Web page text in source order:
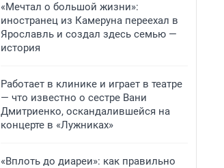
«Мечтал о большой жизни»:
иностранец из Камеруна переехал в
Ярославль и создал здесь семью —
история
Работает в клинике и играет в театре
— что известно о сестре Вани
Дмитриенко, оскандалившейся на
концерте в «Лужниках»
«Вплоть до диареи»: как правильно